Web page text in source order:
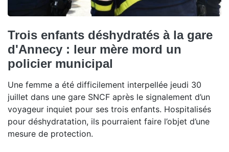
Trois enfants déshydratés à la gare
d'Annecy : leur mère mord un
policier municipal
Une femme a été difficilement interpellée jeudi 30
juillet dans une gare SNCF après le signalement d’un
voyageur inquiet pour ses trois enfants. Hospitalisés
pour déshydratation, ils pourraient faire l’objet d’une
mesure de protection.